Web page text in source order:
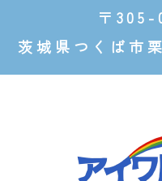
〒305-
茨城県つくば市